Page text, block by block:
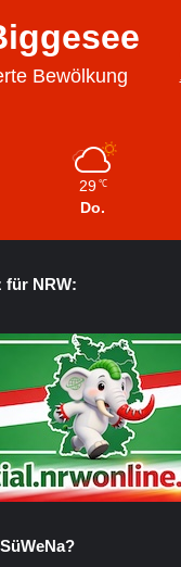
Bewölkung
29 ℃
Do.
für NRW: